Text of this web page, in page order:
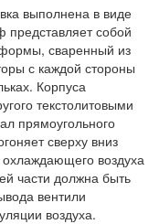
выполнена в виде
собой
сваренный из
с каждой стороны
Корпуса
текстолитовыми
прямоугольного
сверху вниз
воздуха
части должна быть
вентили
воздуха.